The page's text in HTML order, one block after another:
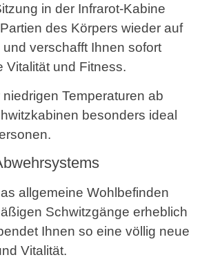
in der Infrarot-Kabine
des Körpers wieder auf
verschafft Ihnen sofort
Vitalität und Fitness.
Temperaturen ab
besonders ideal
allgemeine Wohlbefinden
Schwitzgänge erheblich
Ihnen so eine völlig neue
Vitalität.